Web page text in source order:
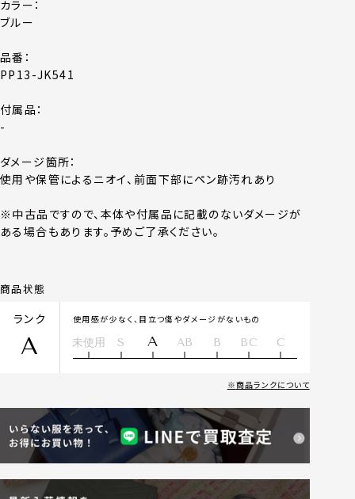
カラー：
ブルー
品番：
PP13-JK541
付属品：
-
ダメージ箇所：
使用や保管によるニオイ、前面下部にペン跡汚れあり
※中古品ですので、本体や付属品に記載のないダメージが
ある場合もあります。予めご了承ください。
商品状態
ランク
A
使用感が少なく、目立つ傷やダメージがないもの
未使用 S A AB B BC C
商品ランクについて